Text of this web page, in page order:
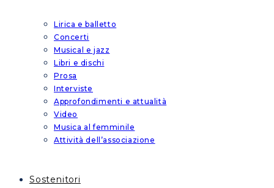
Lirica e balletto
Concerti
Musical e jazz
Libri e dischi
Prosa
Interviste
Approfondimenti e attualità
Video
Musica al femminile
Attività dell’associazione
Sostenitori